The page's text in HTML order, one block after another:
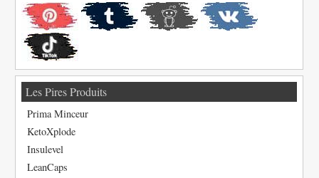
Les Pires Produits
Prima Minceur
KetoXplode
Insulevel
LeanCaps